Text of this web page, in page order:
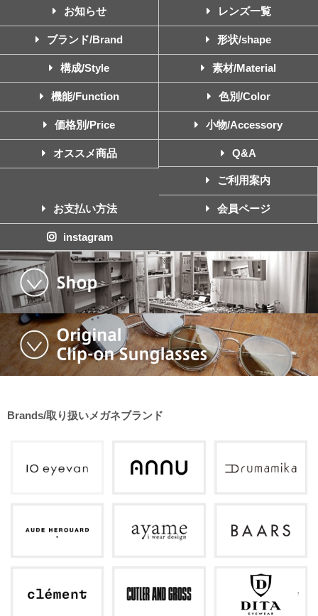
お知らせ レンズ一覧
ブランド/Brand 形状/shape
構成/Style 素材/Material
機能/Function 色別/Color
価格別/Price 小物/Accessory
オススメ商品 Q&A
ご利用案内
お支払い方法 会員ページ
instagram
Brands/取り扱いメガネブランド